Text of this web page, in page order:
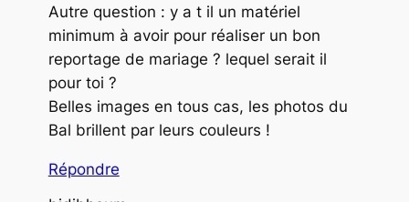
Autre question : y a t il un matériel
minimum à avoir pour réaliser un bon
reportage de mariage ? lequel serait il
pour toi ?
Belles images en tous cas, les photos du
Bal brillent par leurs couleurs !
Répondre